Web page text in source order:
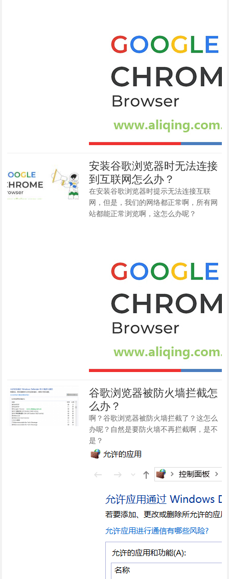
安装谷歌浏览器时无法连接
到互联网怎么办？
在安装谷歌浏览器时提示无法连接互联
网，但是，我们的网络都正常啊，所有网
站都能正常浏览啊，这怎么办呢？
谷歌浏览器被防火墙拦截怎
么办？
啊？谷歌浏览器被防火墙拦截了？这怎么
办呢？自然是要防火墙不再拦截啊，是不
是？